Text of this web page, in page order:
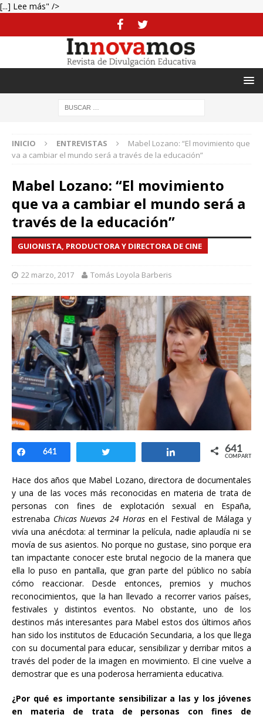
[...] Lee más" />
INICIO ENTREVISTAS
Mabel Lozano: “El movimiento que
va a cambiar el mundo será a través de la educación”
Mabel Lozano: “El movimiento
que va a cambiar el mundo será a
través de la educación”
GUIONISTA, PRODUCTORA Y DIRECTORA DE CINE
22 marzo, 2017 Tomás Loyola Barberis
Compartir
641 Compartir 641
COMPARTIR
Hace dos años que Mabel Lozano, directora de documentales
y una de las voces más reconocidas en materia de trata de
personas con fines de explotación sexual en España,
estrenaba Chicas Nuevas 24 Horasen el Festival de Málaga y
vivía una anécdota: al terminar la película, nadie aplaudía ni se
movía de sus asientos. No porque no gustase, sino porque era
tan impactante conocer este brutal negocio de la manera que
ella lo puso en pantalla, que gran parte del público no sabía
cómo reaccionar. Desde entonces, premios y muchos
reconocimientos, que la han llevado a recorrer varios países,
festivales y distintos eventos. No obstante, uno de los
destinos más interesantes para Mabel estos dos últimos años
han sido los institutos de Educación Secundaria, a los que llega
con su documental para educar, sensibilizar y derribar mitos a
través del poder de la imagen en movimiento. El cine vuelve a
demostrar que es una poderosa herramienta educativa.
¿Por qué es importante sensibilizar a las y los jóvenes
en materia de trata de personas con fines de